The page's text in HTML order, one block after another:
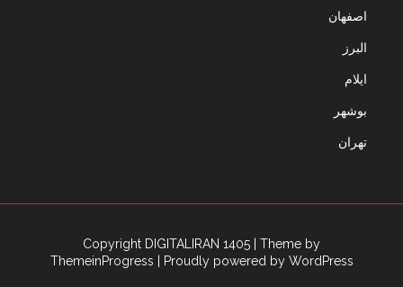
اصفهان
البرز
ایلام
بوشهر
تهران
Copyright DIGITALIRAN 1405
| Theme by
ThemeinProgress
| Proudly powered by WordPress